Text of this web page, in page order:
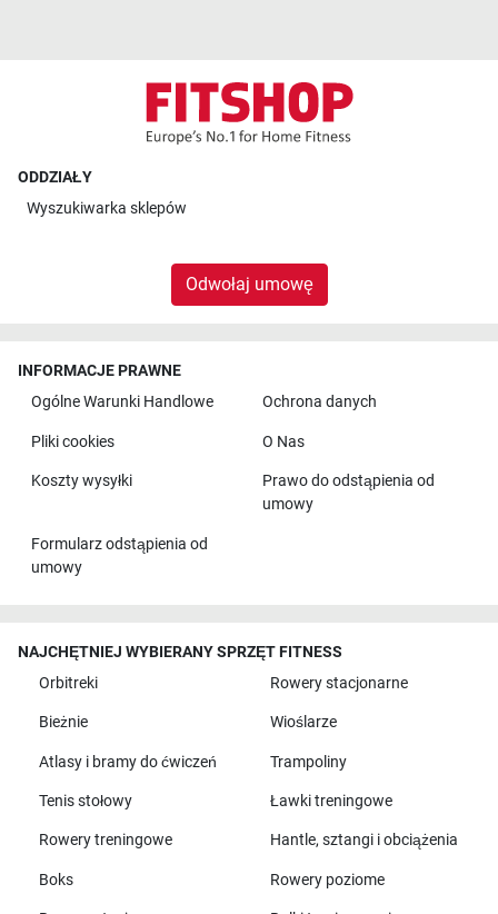
ODDZIAŁY
Wyszukiwarka sklepów
Odwołaj umowę
INFORMACJE PRAWNE
Ogólne Warunki Handlowe
Ochrona danych
Pliki cookies O Nas
Koszty wysyłki
Prawo do odstąpienia od
umowy
Formularz odstąpienia od
umowy
NAJCHĘTNIEJ WYBIERANY SPRZĘT FITNESS
Orbitreki
Rowery stacjonarne
Bieżnie Wioślarze
Atlasy i bramy do ćwiczeń Trampoliny
Tenis stołowy Ławki treningowe
Rowery treningowe Hantle, sztangi i obciążenia
Boks Rowery poziome